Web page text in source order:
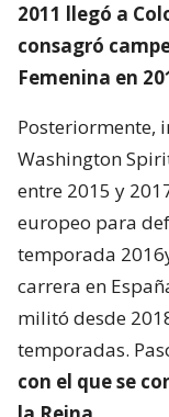
2011 llegó a
consagró
Femenina en
Posteriormente,
Washington
entre 2015 y
europeo para
temporada
carrera en
militó desde
temporadas.
con el que se